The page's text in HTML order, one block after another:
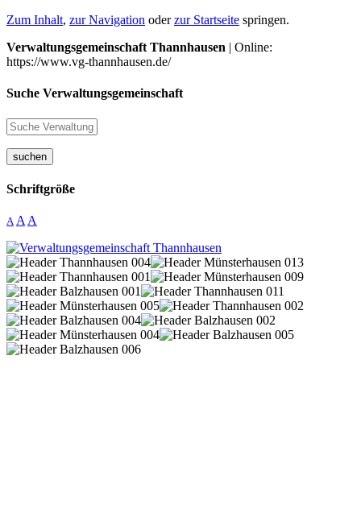
Zum Inhalt, zur Navigation oderzur Startseite springen.
Verwaltungsgemeinschaft Thannhausen | Online:
https://www.vg-thannhausen.de/
Suche Verwaltungsgemeinschaft
suchen
Schriftgröße
A A A